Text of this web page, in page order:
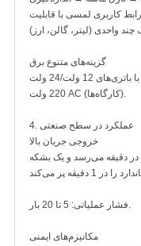
کاربری لمسی با قابلیت
گزینه‌های متنوع برق
سازگار با باتری‌های 12 ولت/24 ولت DC (برای وسایل نقلیه/مزرعه) یا برق
220 ولت AC (کارگاه‌ها).
4. عملکرد در سطح صنعتی
خروجی جریان بالا
به سرعت مکش 60 تا 70 لیتر در دقیقه می‌رسد و یک بشکه
فشار عملیاتی: 5 تا 20 بار.
مکانیزم‌های ایمنی